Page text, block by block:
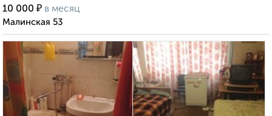
10 000 ₽ в месяц
Малинская 53